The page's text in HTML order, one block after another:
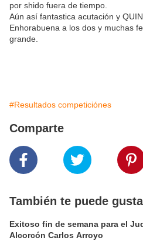
por shido fuera de tiempo.
Aún así fantastica acutación y
Enhorabuena a los dos y muchas
grande.
#Resultados competiciónes
Comparte
También te puede
Exitoso fin de semana para el
Alcorcón Carlos Arroyo